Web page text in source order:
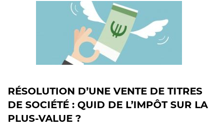
RÉSOLUTION D’UNE VENTE DE TITRES
DE SOCIÉTÉ : QUID DE L’IMPÔT SUR LA
PLUS-VALUE ?